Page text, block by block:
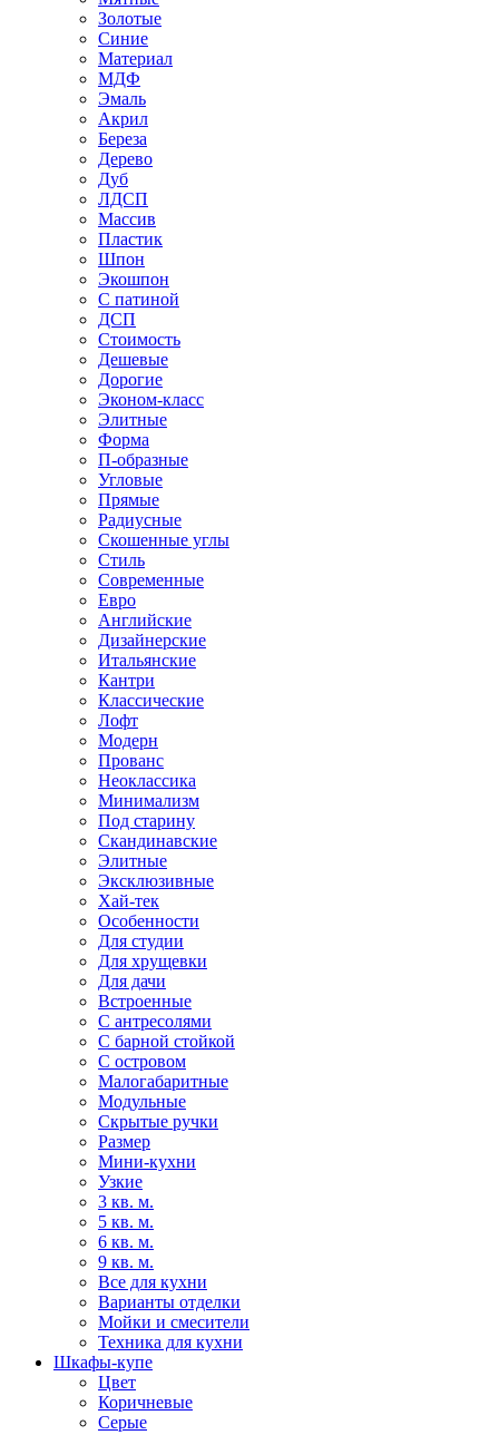
Золотые
Синие
Материал
МДФ
Эмаль
Акрил
Береза
Дерево
Дуб
ЛДСП
Массив
Пластик
Шпон
Экошпон
С патиной
ДСП
Стоимость
Дешевые
Дорогие
Эконом-класс
Элитные
Форма
П-образные
Угловые
Прямые
Радиусные
Скошенные углы
Стиль
Современные
Евро
Английские
Дизайнерские
Итальянские
Кантри
Классические
Лофт
Модерн
Прованс
Неоклассика
Минимализм
Под старину
Скандинавские
Элитные
Эксклюзивные
Хай-тек
Особенности
Для студии
Для хрущевки
Для дачи
Встроенные
С антресолями
С барной стойкой
С островом
Малогабаритные
Модульные
Скрытые ручки
Размер
Мини-кухни
Узкие
3 кв. м.
5 кв. м.
6 кв. м.
9 кв. м.
Все для кухни
Варианты отделки
Мойки и смесители
Техника для кухни
Шкафы-купе
Цвет
Коричневые
Серые